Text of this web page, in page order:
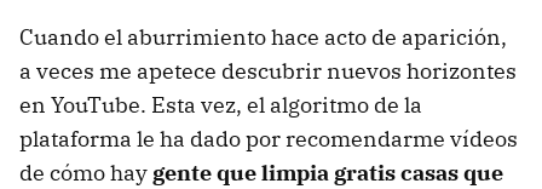
Cuando el aburrimiento hace acto de aparición,
a veces me apetece descubrir nuevos horizontes
en YouTube. Esta vez, el algoritmo de la
plataforma le ha dado por recomendarme vídeos
de cómo hay gente que limpia gratis casas que